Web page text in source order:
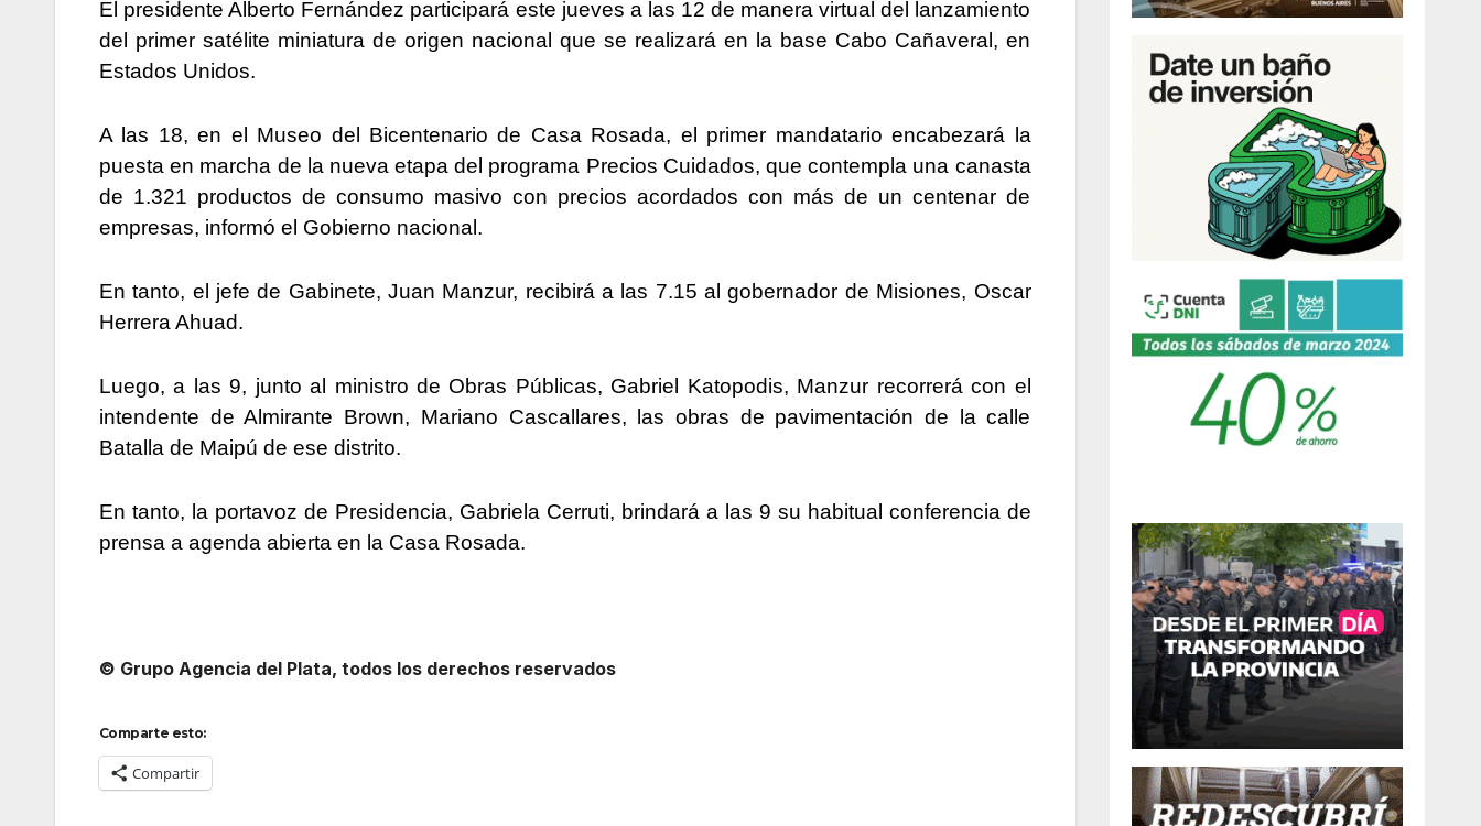
El presidente Alberto Fernández participará este jueves a las 12 de manera virtual del lanzamiento
del primer satélite miniatura de origen nacional que se realizará en la base Cabo Cañaveral, en
Estados Unidos.
A las 18, en el Museo del Bicentenario de Casa Rosada, el primer mandatario encabezará la
puesta en marcha de la nueva etapa del programa Precios Cuidados, que contempla una canasta
de 1.321 productos de consumo masivo con precios acordados con más de un centenar de
empresas, informó el Gobierno nacional.
En tanto, el jefe de Gabinete, Juan Manzur, recibirá a las 7.15 al gobernador de Misiones, Oscar
Herrera Ahuad.
Luego, a las 9, junto al ministro de Obras Públicas, Gabriel Katopodis, Manzur recorrerá con el
intendente de Almirante Brown, Mariano Cascallares, las obras de pavimentación de la calle
Batalla de Maipú de ese distrito.
En tanto, la portavoz de Presidencia, Gabriela Cerruti, brindará a las 9 su habitual conferencia de
prensa a agenda abierta en la Casa Rosada.
© Grupo Agencia del Plata, todos los derechos reservados
Comparte esto:
Compartir